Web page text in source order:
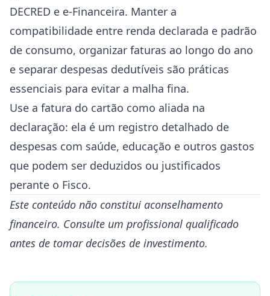
DECRED e e-Financeira. Manter a
compatibilidade entre renda declarada e padrão
de consumo, organizar faturas ao longo do ano
e separar despesas dedutíveis são práticas
essenciais para evitar a malha fina.
Use a fatura do cartão como aliada na
declaração: ela é um registro detalhado de
despesas com saúde, educação e outros gastos
que podem ser deduzidos ou justificados
perante o Fisco.
Este conteúdo não constitui aconselhamento
financeiro. Consulte um profissional qualificado
antes de tomar decisões de investimento.